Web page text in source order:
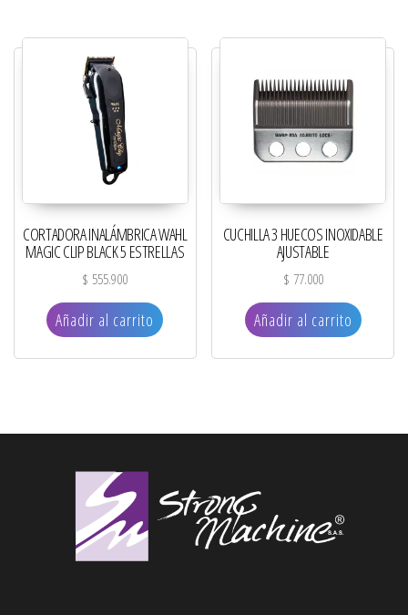
CORTADORA INALÁMBRICA WAHL
MAGIC CLIP BLACK 5 ESTRELLAS
$ 555.900
Añadir al carrito
CUCHILLA 3 HUECOS INOXIDABLE
AJUSTABLE
$ 77.000
Añadir al carrito